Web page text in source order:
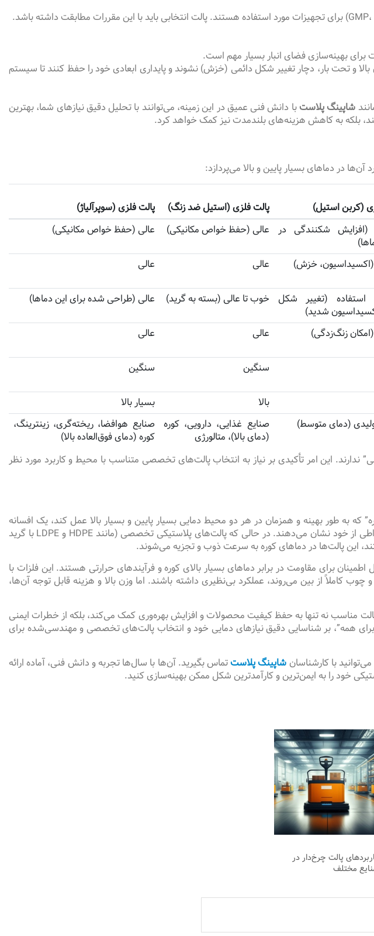
برای بهینه‌سازی فضای انبار بسیار مهم است.
و تحت بار، دچار تغییر شکل دائمی (خزش) نشوند و پایداری ابعادی خود را حفظ کنند تا سیستم
شاپینگ پلاستبا دانش فنی عمیق در این زمینه، می‌توانند با تحلیل دقیق نیازهای شما، بهترین
بلکه به کاهش هزینه‌های بلندمدت نیز کمک خواهد کرد.
در دماهای بسیار پایین و بالا می‌پردازد:
(کربن استیل) پالت فلزی (استیل ضد زنگ)
پالت فلزی (سوپرآلیاژ)
شکنندگی در عالی (حفظ خواص مکانیکی) عالی (حفظ خواص مکانیکی)
خزش) عالی عالی
استفاده (تغییر شکل
شدید)
خوب تا عالی (بسته به گرید) عالی (طراحی شده برای این دماها)
زنگ‌زدگی) عالی عالی
سنگین سنگین
بالا
بسیار بالا
(دمای متوسط)
صنایع غذایی، دارویی، کوره
(دمای بالا)، متالورژی
صنایع هوافضا، ریخته‌گری، زینترینگ،
کوره (دمای فوق‌العاده بالا)
این امر تأکیدی بر نیاز به انتخاب پالت‌های تخصصی متناسب با محیط و کاربرد مورد نظر
به طور بهینه و همزمان در هر دو محیط دمایی بسیار پایین و بسیار بالا عمل کند، یک افسانه
صنعتی است. واقعیت این است که مواد مختلف، خواص فیزیکی و شیمیایی متفاوتی در مواجهه با دماهای افراطی از خود نشان می‌دهند. در حالی که پالت‌های پلاستیکی تخصصی (مانند HDPE و LDPE با گرید
این پالت‌ها در دماهای کوره به سرعت ذوب و تجزیه می‌شوند.
برای مقاومت در برابر دماهای بسیار بالای کوره و فرآیندهای حرارتی هستند. این فلزات با
کاملاً از بین می‌روند، عملکرد بی‌نظیری داشته باشند. اما وزن بالا و هزینه قابل توجه آن‌ها،
مناسب نه تنها به حفظ کیفیت محصولات و افزایش بهره‌وری کمک می‌کند، بلکه از خطرات ایمنی
همه”، بر شناسایی دقیق نیازهای دمایی خود و انتخاب پالت‌های تخصصی و مهندسی‌شده برای
با کارشناسانشاپینگ پلاستتماس بگیرید. آن‌ها با سال‌ها تجربه و دانش فنی، آماده ارائه
خود را به ایمن‌ترین و کارآمدترین شکل ممکن بهینه‌سازی کنید.
پالت چرخ‌دار در
مختلف